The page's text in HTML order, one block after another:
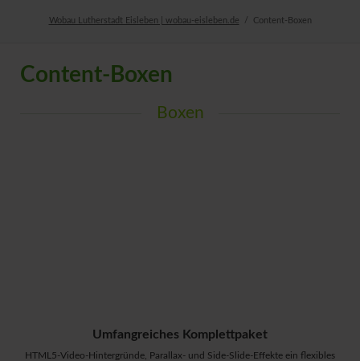
Wobau Lutherstadt Eisleben | wobau-eisleben.de Content-Boxen
Content-Boxen
Boxen
Umfangreiches Komplettpaket
HTML5-Video-Hintergründe, Parallax- und Side-Slide-Effekte ein flexibles